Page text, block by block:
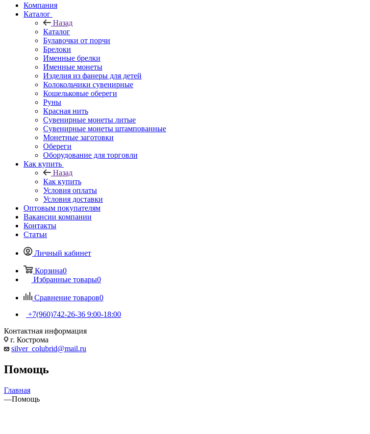
Компания
Каталог
Назад
Каталог
Булавочки от порчи
Брелоки
Именные брелки
Именные монеты
Изделия из фанеры для детей
Колокольчики сувенирные
Кошельковые обереги
Руны
Красная нить
Сувенирные монеты литые
Сувенирные монеты штампованные
Монетные заготовки
Обереги
Оборудование для торговли
Как купить
Назад
Как купить
Условия оплаты
Условия доставки
Оптовым покупателям
Вакансии компании
Контакты
Статьи
Личный кабинет
Корзина0
Избранные товары0
Сравнение товаров0
+7(960)742-26-36 9:00-18:00
Контактная информация
г. Кострома
silver_colubrid@mail.ru
Помощь
Главная
—Помощь